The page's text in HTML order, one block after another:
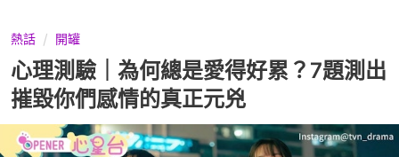
熱話 開罐
心理測驗｜為何總是愛得好累？7題測出
摧毀你們感情的真正元兇